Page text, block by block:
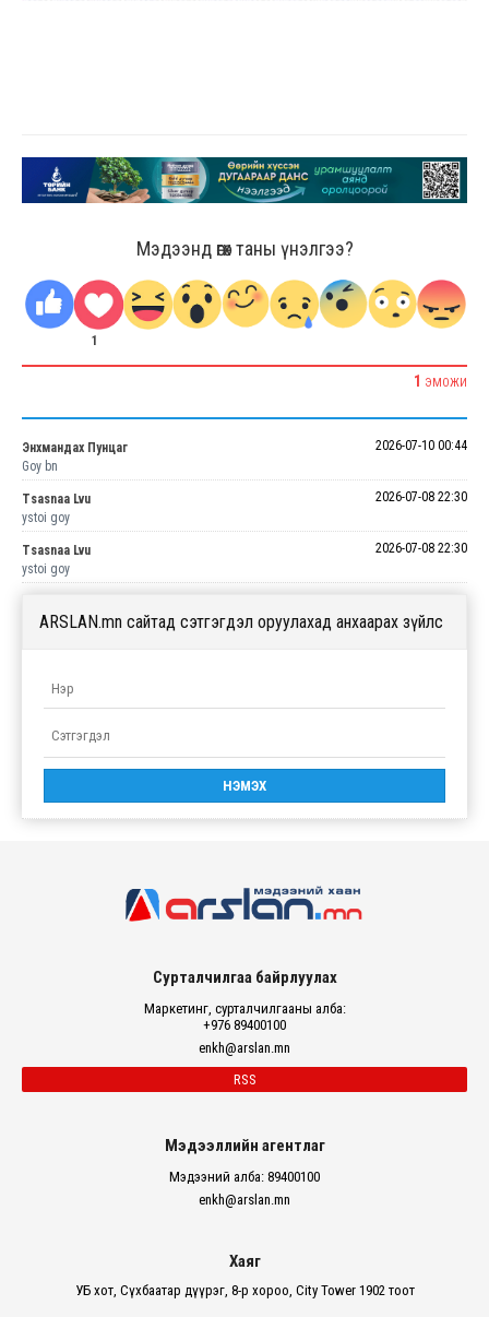
Мэдээнд өгөх таны үнэлгээ?
1
1 ЭМОЖИ
Энхмандах Пунцаг
2026-07-10 00:44
Goy bn
Tsasnaa Lvu
2026-07-08 22:30
ystoi goy
Tsasnaa Lvu
2026-07-08 22:30
ystoi goy
ARSLAN.mn сайтад сэтгэгдэл оруулахад анхаарах зүйлс
Сурталчилгаа байрлуулах
Маркетинг, сурталчилгааны алба:
+976 89400100
enkh@arslan.mn
RSS
Мэдээллийн агентлаг
Мэдээний алба: 89400100
enkh@arslan.mn
Хаяг
УБ хот, Сүхбаатар дүүрэг, 8-р хороо, City Tower 1902 тоот